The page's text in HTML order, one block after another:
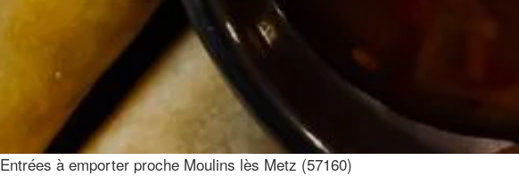
Entrées à emporter proche Moulins lès Metz (57160)